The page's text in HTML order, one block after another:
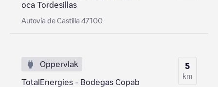
oca Tordesillas
Autovía de Castilla 47100
Oppervlak
TotalEnergies - Bodegas Copab
5
km